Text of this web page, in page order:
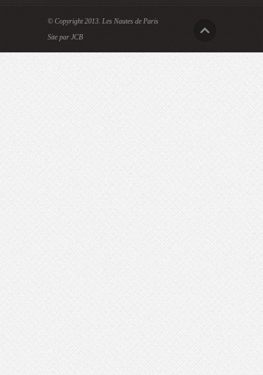
© Copyright 2013. Les Nautes de Paris
Site par JCB